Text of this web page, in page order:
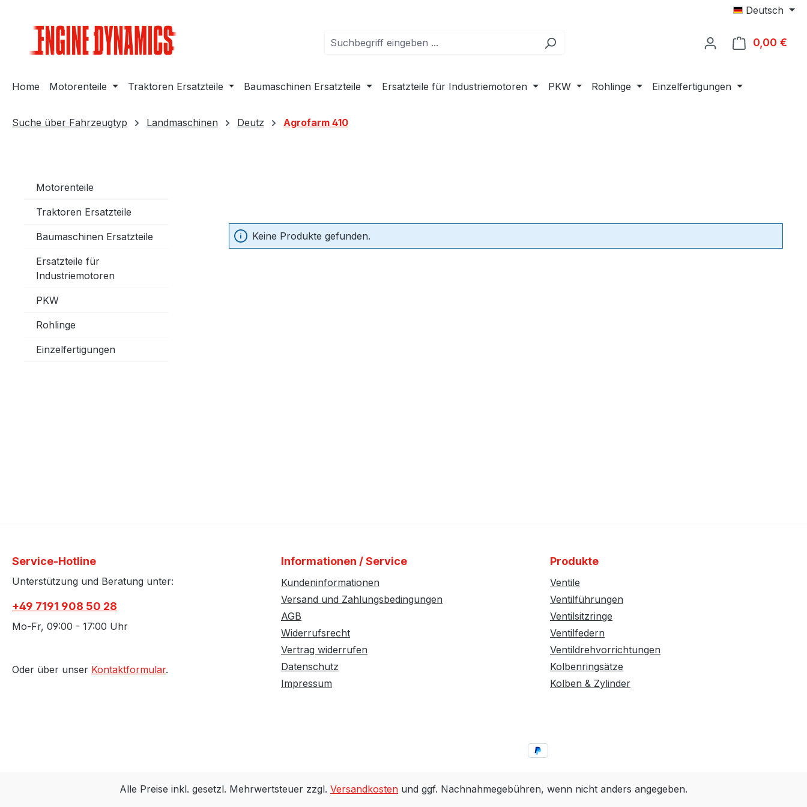
Deutsch
0,00 €
Home Motorenteile Traktoren Ersatzteile Baumaschinen Ersatzteile Ersatzteile für Industriemotoren PKW Rohlinge Einzelfertigungen
Suche über Fahrzeugtyp Landmaschinen Deutz Agrofarm 410
Motorenteile
Traktoren Ersatzteile
Baumaschinen Ersatzteile
Ersatzteile für
Industriemotoren
PKW
Rohlinge
Einzelfertigungen
Keine Produkte gefunden.
Service-Hotline
Unterstützung und Beratung unter:
+49 7191 908 50 28
Mo-Fr, 09:00 - 17:00 Uhr
Oder über unser Kontaktformular.
Informationen / Service
Kundeninformationen
Versand und Zahlungsbedingungen
AGB
Widerrufsrecht
Vertrag widerrufen
Datenschutz
Impressum
Produkte
Ventile
Ventilführungen
Ventilsitzringe
Ventilfedern
Ventildrehvorrichtungen
Kolbenringsätze
Kolben & Zylinder
Alle Preise inkl. gesetzl. Mehrwertsteuer zzgl. Versandkosten und ggf. Nachnahmegebühren, wenn nicht anders angegeben.